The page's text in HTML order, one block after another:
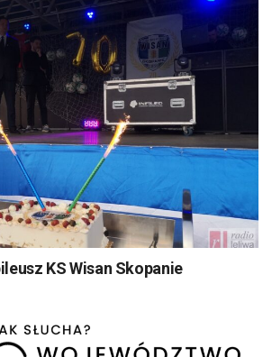
KS Wisan Skopanie